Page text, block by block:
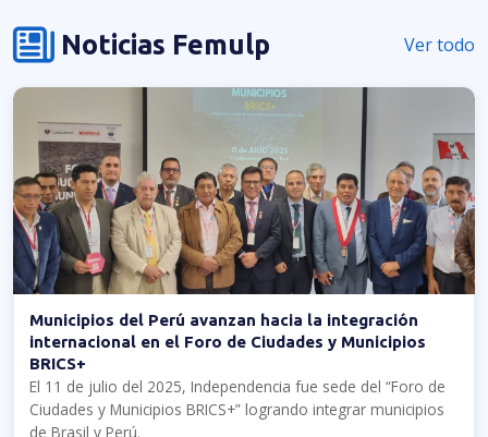
Noticias Femulp Ver todo
Municipios del Perú avanzan hacia la integración
internacional en el Foro de Ciudades y Municipios
BRICS+
El 11 de julio del 2025, Independencia fue sede del “Foro de
Ciudades y Municipios BRICS+” logrando integrar municipios
de Brasil y Perú.